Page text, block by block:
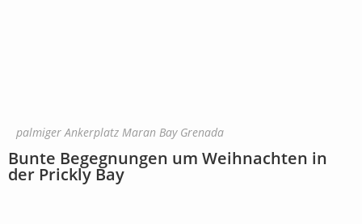
palmiger Ankerplatz Maran Bay Grenada
Bunte Begegnungen um Weihnachten in
der Prickly Bay